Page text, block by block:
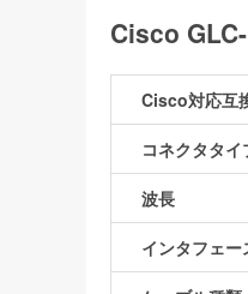
Cisco
Cisco対応互
コネクタタイ
波長
インタフェー